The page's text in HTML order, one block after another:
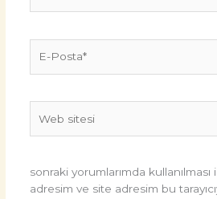
Posta*
sitesi
sonraki yorumlarımda kullanılması
adresim ve site adresim bu